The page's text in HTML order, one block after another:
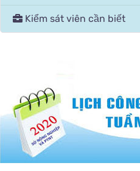
Kiểm sát viên cần biết